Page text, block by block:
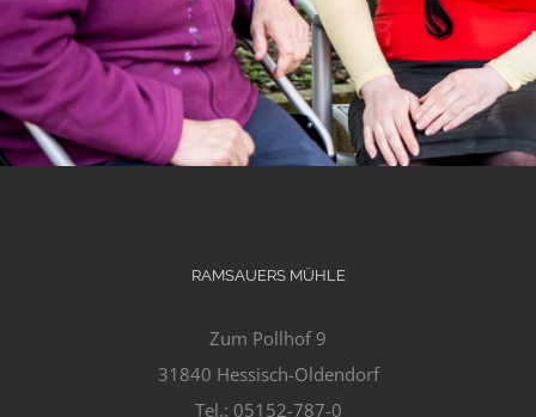
RAMSAUERS MÜHLE
Zum Pollhof 9
31840 Hessisch-Oldendorf
Tel.: 05152-787-0